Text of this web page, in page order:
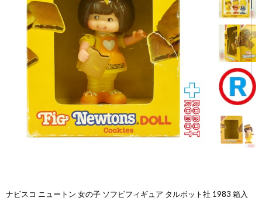
ナビスコ ニュートン 女の子 ソフビフィギュア タルボット社 1983 箱入